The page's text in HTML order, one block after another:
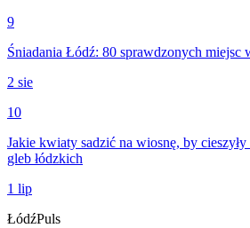
9
Śniadania Łódź: 80 sprawdzonych miejsc
2 sie
10
Jakie kwiaty sadzić na wiosnę, by
gleb łódzkich
1 lip
ŁódźPuls